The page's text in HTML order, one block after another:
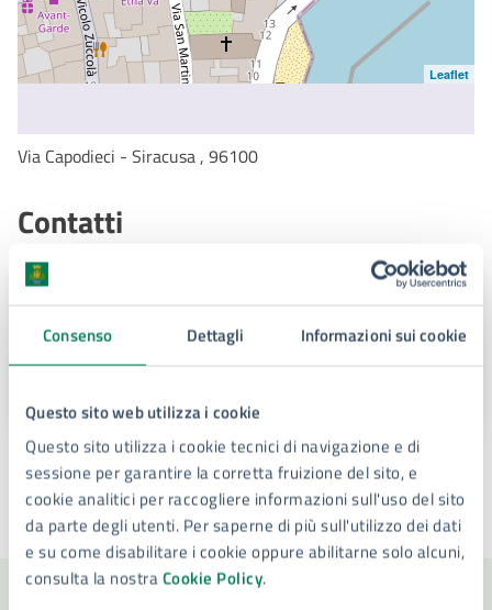
Consenso Dettagli Informazioni sui cookie
Questo sito web utilizza i cookie
Questo sito utilizza i cookie tecnici di navigazione e di
sessione per garantire la corretta fruizione del sito, e
cookie analitici per raccogliere informazioni sull'uso del sito
da parte degli utenti. Per saperne di più sull'utilizzo dei dati
e su come disabilitare i cookie oppure abilitarne solo alcuni,
consulta la nostraCookie Policy.
Leaflet
Via Capodieci - Siracusa , 96100
Contatti
PEC:parcoarcheologico.siracusa@legalmail.it
URL:http://laculturariparte.youline.cloud/
Ultimo aggiornamento:21/11/2023, 21:41